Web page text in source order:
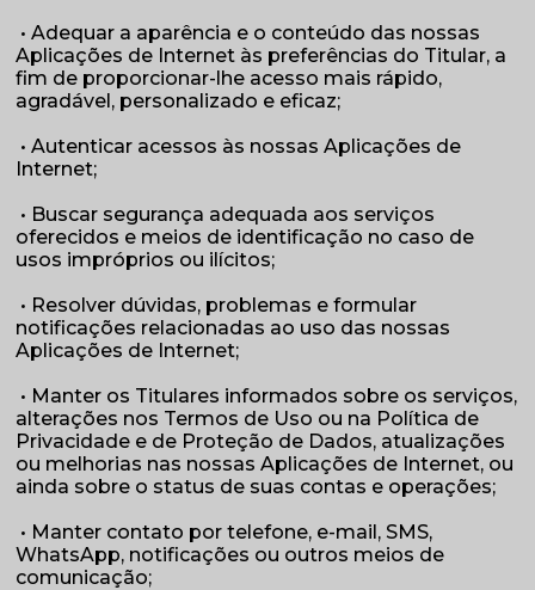
• Adequar a aparência e o conteúdo das nossas
Aplicações de Internet às preferências do Titular, a
fim de proporcionar-lhe acesso mais rápido,
agradável, personalizado e eficaz;
• Autenticar acessos às nossas Aplicações de
Internet;
• Buscar segurança adequada aos serviços
oferecidos e meios de identificação no caso de
usos impróprios ou ilícitos;
• Resolver dúvidas, problemas e formular
notificações relacionadas ao uso das nossas
Aplicações de Internet;
• Manter os Titulares informados sobre os serviços,
alterações nos Termos de Uso ou na Política de
Privacidade e de Proteção de Dados, atualizações
ou melhorias nas nossas Aplicações de Internet, ou
ainda sobre o status de suas contas e operações;
• Manter contato por telefone, e-mail, SMS,
WhatsApp, notificações ou outros meios de
comunicação;